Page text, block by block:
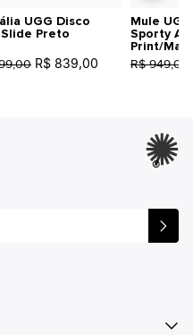
UGG Disco
Preto
R$ 839,00
Mule
Sporty
Print/
R$ 949,00
®